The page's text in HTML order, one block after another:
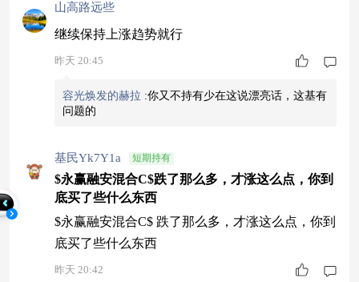
山高路远些
继续保持上涨趋势就行
昨天 20:45
容光焕发的赫拉 :你又不持有少在这说漂亮话，这基有
问题的
基民Yk7Y1a 短期持有
$永赢融安混合C$跌了那么多，才涨这么点，你到
底买了些什么东西
$永赢融安混合C$ 跌了那么多，才涨这么点，你到
底买了些什么东西
昨天 20:42